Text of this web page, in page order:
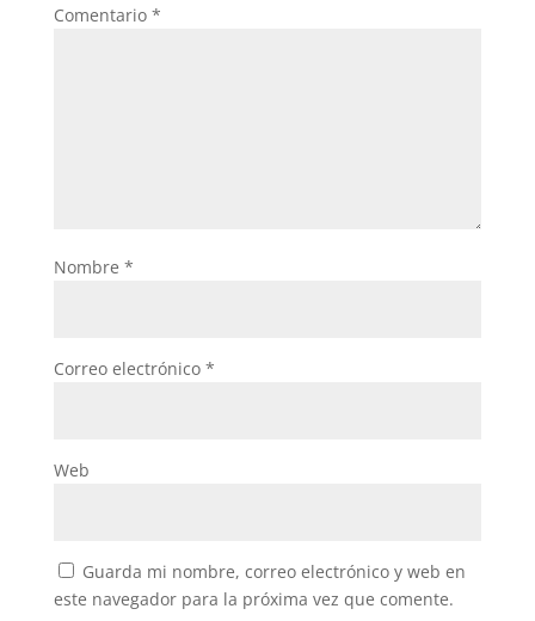
Comentario *
Nombre *
Correo electrónico *
Web
Guarda mi nombre, correo electrónico y web en
este navegador para la próxima vez que comente.